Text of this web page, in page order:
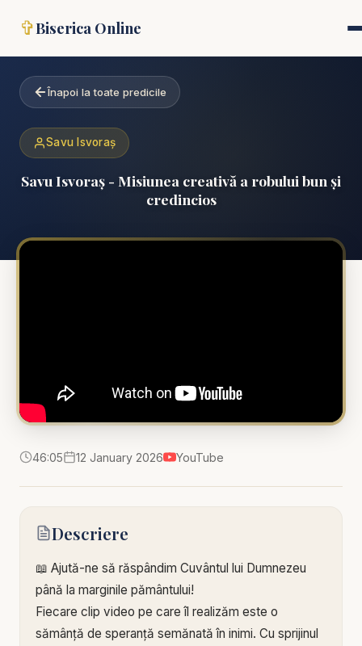
✞Biserica Online
Înapoi la toate predicile
Savu Isvoraș
Savu Isvoraș - Misiunea creativă a robului bun și
credincios
46:05 12 January 2026 YouTube
Descriere
📖 Ajută-ne să răspândim Cuvântul lui Dumnezeu
până la marginile pământului!
Fiecare clip video pe care îl realizăm este o
sămânță de speranță semănată în inimi. Cu sprijinul